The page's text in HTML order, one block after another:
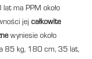
ma PPM około
jej całkowite
wyniesie około
85 kg, 180 cm, 35 lat,